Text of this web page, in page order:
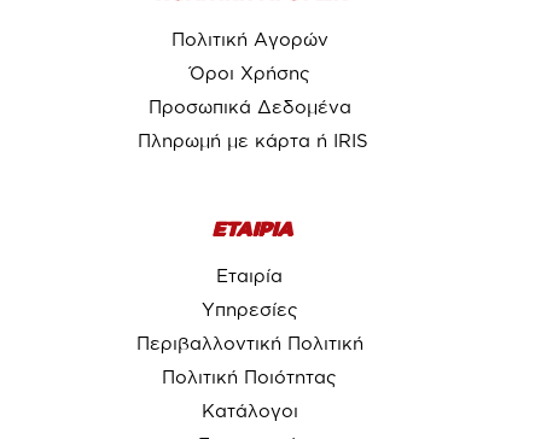
Πολιτική Αγορών
Όροι Χρήσης
Προσωπικά Δεδομένα
Πληρωμή με κάρτα ή IRIS
ΕΤΑΙΡΙΑ
Εταιρία
Υπηρεσίες
Περιβαλλοντική Πολιτική
Πολιτική Ποιότητας
Κατάλογοι